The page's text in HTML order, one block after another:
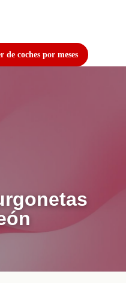
de coches por meses